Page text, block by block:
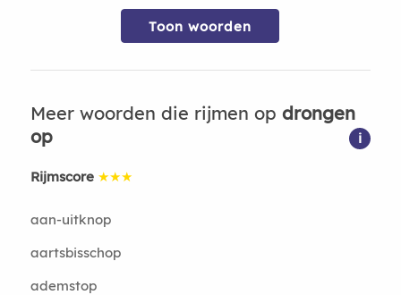
Toon woorden
Meer woorden die rijmen op drongen
op
i
Rijmscore ★★★
aan-uitknop
aartsbisschop
ademstop